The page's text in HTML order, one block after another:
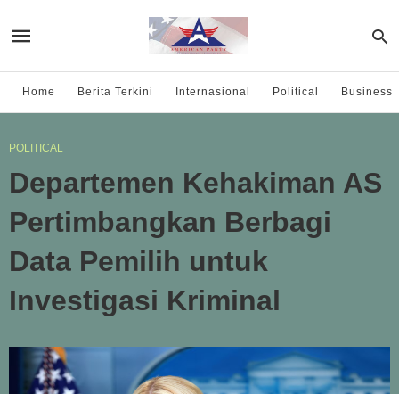
Home Berita Terkini Internasional Political Business
POLITICAL
Departemen Kehakiman AS
Pertimbangkan Berbagi
Data Pemilih untuk
Investigasi Kriminal